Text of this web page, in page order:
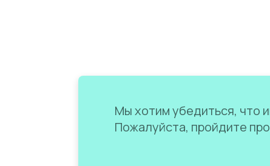
Мы хотим убедиться, что
Пожалуйста, пройдите